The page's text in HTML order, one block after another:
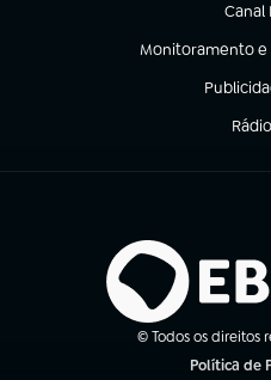
Canal
(abre
Monitoramento e
(abre em nova
(abre em
(abre
© Todos os direitos
Política de